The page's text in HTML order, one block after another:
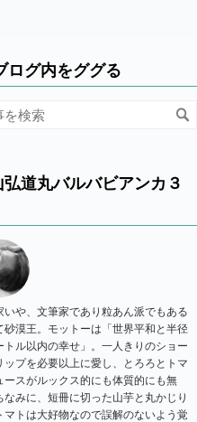
ログ内をググる
道丸バルバビアンカ３
いや、文筆家であり粒あん派でもある
砂漠王。モットーは「世界平和と半径
トル以内の幸せ」。一人きりのショー
ップを必要以上に愛し、とろろとトマ
ースがルックス的にも体質的にも無
なみに、短冊に切った山芋と丸かじり
マトは大好物なので誤解のないよう覚